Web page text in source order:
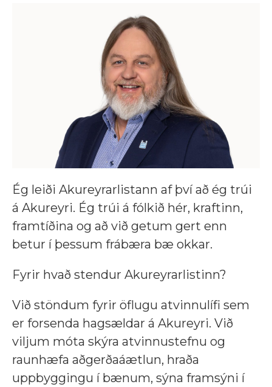
Ég leiði Akureyrarlistann af því að ég trúi
á Akureyri. Ég trúi á fólkið hér, kraftinn,
framtíðina og að við getum gert enn
betur í þessum frábæra bæ okkar.
Fyrir hvað stendur Akureyrarlistinn?
Við stöndum fyrir öflugu atvinnulífi sem
er forsenda hagsældar á Akureyri. Við
viljum móta skýra atvinnustefnu og
raunhæfa aðgerðaáætlun, hraða
uppbyggingu í bænum, sýna framsýni í